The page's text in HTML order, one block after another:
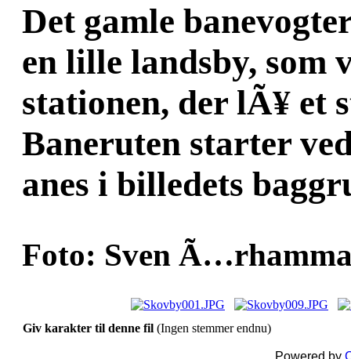
Det gamle
en lille landsby, som
stationen, der lÃ¥ et
Baneruten starter
anes i billedets
Foto: Sven
Giv karakter til denne fil (Ingen stemmer endnu)